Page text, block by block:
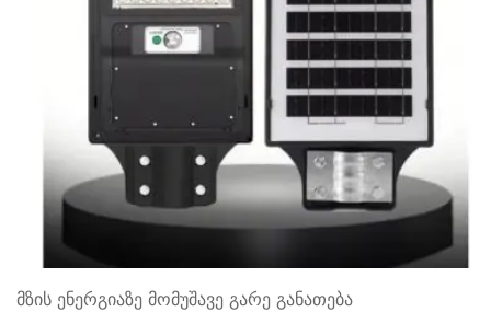
მზის ენერგიაზე მომუშავე გარე განათება